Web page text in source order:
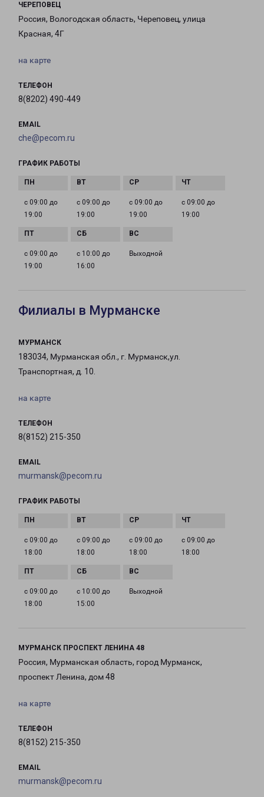
ЧЕРЕПОВЕЦ
Россия, Вологодская область, Череповец, улица
Красная, 4Г
на карте
ТЕЛЕФОН
8(8202) 490-449
EMAIL
che@pecom.ru
ГРАФИК РАБОТЫ
с 09:00 до
19:00
с 09:00 до
19:00
с 09:00 до
19:00
с 09:00 до
19:00
с 09:00 до
19:00
с 10:00 до
16:00
Выходной
Филиалы в Мурманске
МУРМАНСК
183034, Мурманская обл., г. Мурманск,ул.
Транспортная, д. 10.
на карте
ТЕЛЕФОН
8(8152) 215-350
EMAIL
murmansk@pecom.ru
ГРАФИК РАБОТЫ
с 09:00 до
18:00
с 09:00 до
18:00
с 09:00 до
18:00
с 09:00 до
18:00
с 09:00 до
18:00
с 10:00 до
15:00
Выходной
МУРМАНСК ПРОСПЕКТ ЛЕНИНА 48
Россия, Мурманская область, город Мурманск,
проспект Ленина, дом 48
на карте
ТЕЛЕФОН
8(8152) 215-350
EMAIL
murmansk@pecom.ru